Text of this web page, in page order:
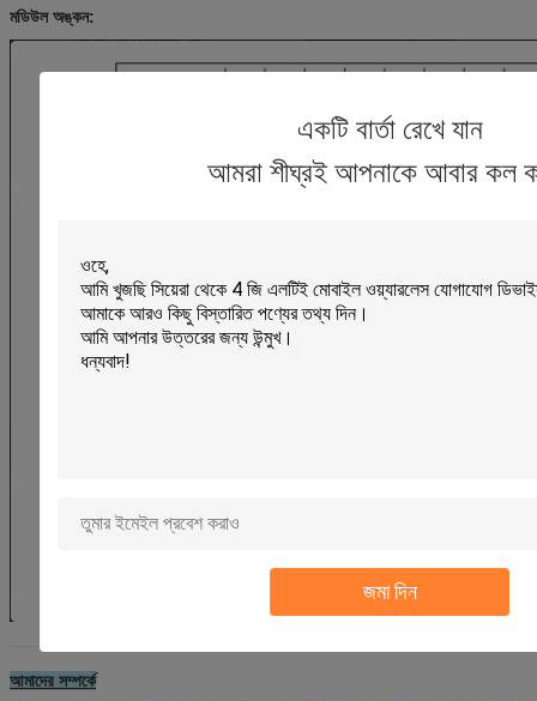
একটি বার্তা রেখে যান
আমরা শীঘ্রই আপনাকে আবার কল
জমা দিন
মডিউল অঙ্কন:
আমাদের সম্পর্কে